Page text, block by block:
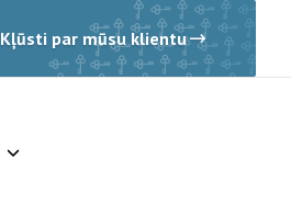
Kļūsti par mūsu klientu
Parādīt apakšizvēlni